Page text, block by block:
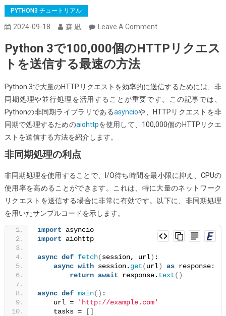
PYTHON3 チュートリアル
2024-09-18 森 凪 Leave A CommentOn
3
個
の
HTTP
リ
ト
を
送
す
る
速
の
法
Python 3で100,000個のHTTPリクエス
トを送信する最速の方法
Python 3で大量のHTTPリクエストを効率的に送信するためには、非
同期処理や並行処理を活用することが重要です。この記事では、
Pythonの非同期ライブラリであるasyncioや、HTTPリクエストを非
同期で処理するためのaiohttpを使用して、100,000個のHTTPリクエ
ストを送信する方法を紹介します。
非同期処理の利点
非同期処理を使用することで、I/O待ち時間を最小限に抑え、CPUの
使用率を高めることができます。これは、特に大量のネットワーク
リクエストを送信する場合に非常に有効です。以下に、非同期処理
を用いたサンプルコードを示します。
import asyncio
import aiohttp
async def fetch(session, url) :
async with session. get(url) as response:
return await response. text()
async def main() :
    url =
'http://example.com'
    tasks =
[]